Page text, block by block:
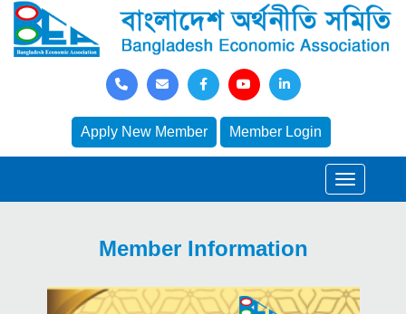
Apply New Member Member Login
Member Information